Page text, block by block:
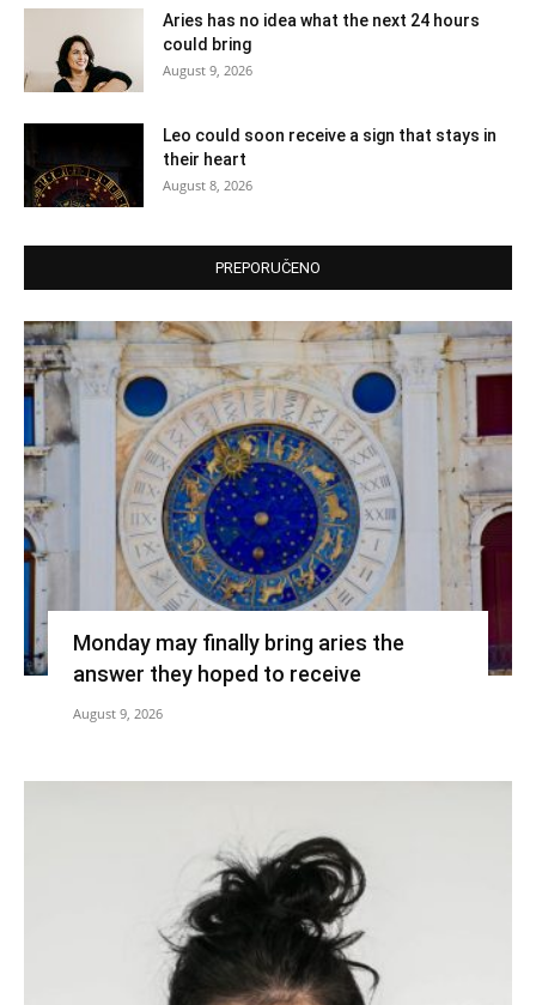
Aries has no idea what the next 24 hours
could bring
August 9, 2026
Leo could soon receive a sign that stays in
their heart
August 8, 2026
PREPORUČENO
Monday may finally bring aries the
answer they hoped to receive
August 9, 2026